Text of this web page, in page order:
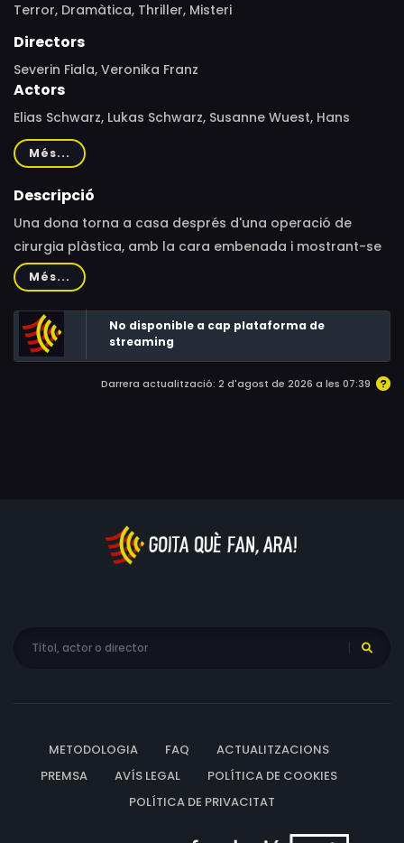
Terror, Dramàtica, Thriller, Misteri
Directors
Severin Fiala, Veronika Franz
Actors
Elias Schwarz, Lukas Schwarz, Susanne Wuest, Hans
Escher, Elfriede Schatz, Karl Purker, Georg Deliovsky,
Christian Steindl, Christian Schatz, Erwin Schmalzbauer,
Michael Ande, Ruth Leuwerik
Més...
Descripció
Una dona torna a casa després d'una operació de
cirurgia plàstica, amb la cara embenada i mostrant-se
distant i obsessiva amb els seus fills. El canvi en la seva
personalitat farà que els nens es preguntin si és
realment la seva mare.
Més...
No disponible a cap plataforma de
streaming
Darrera actualització: 2 d'agost de 2026 a les 07:39
METODOLOGIA FAQ
ACTUALITZACIONS
PREMSA
AVÍS LEGAL
POLÍTICA DE COOKIES
POLÍTICA DE PRIVACITAT